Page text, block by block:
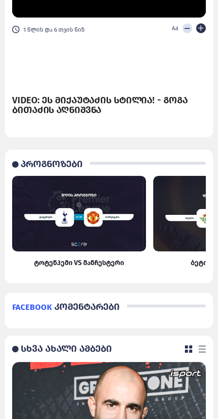
1 წლის და 6 თვის წინ Aa
VIDEO: ეს მიქაუტაძის სტილია! - გოგა
ბითაძის აღნიშვნა
პროგნოზები
ტოტენჰემი VS მანჩესტერი ბეტისი
Facebook კომენტარები
სხვა ახალი ამბები